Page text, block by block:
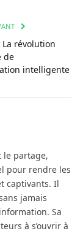
La révolution
de
intelligente
le partage,
pour rendre les
captivants. Il
jamais
Sa
à s’ouvrir à